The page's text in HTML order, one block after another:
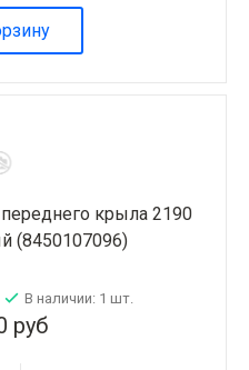
крыла 2190
(8450107096)
В наличии: 1 шт.
руб